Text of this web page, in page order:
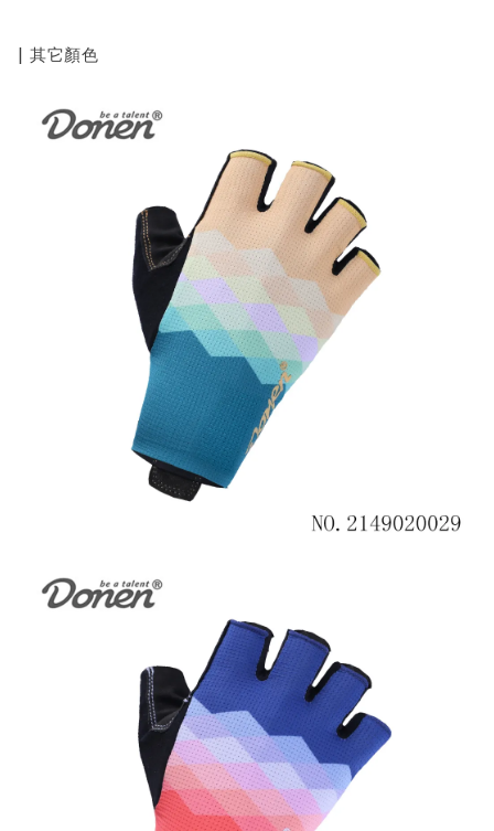
| 其它顏色